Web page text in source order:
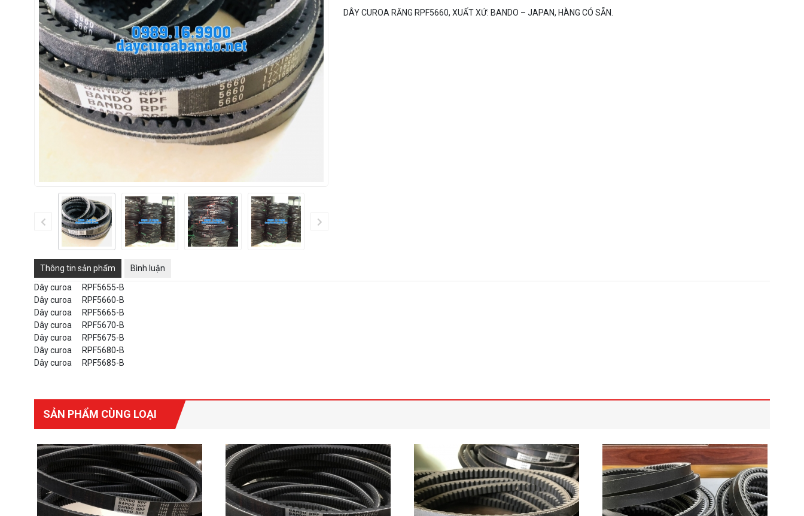
DÂY CUROA RĂNG RPF5660, XUẤT XỨ: BANDO – JAPAN, HÀNG CÓ SẴN.
Thông tin sản phẩm
Bình luận
Dây curoa
RPF5655-B
Dây curoa
RPF5660-B
Dây curoa
RPF5665-B
Dây curoa
RPF5670-B
Dây curoa
RPF5675-B
Dây curoa
RPF5680-B
Dây curoa
RPF5685-B
SẢN PHẨM CÙNG LOẠI